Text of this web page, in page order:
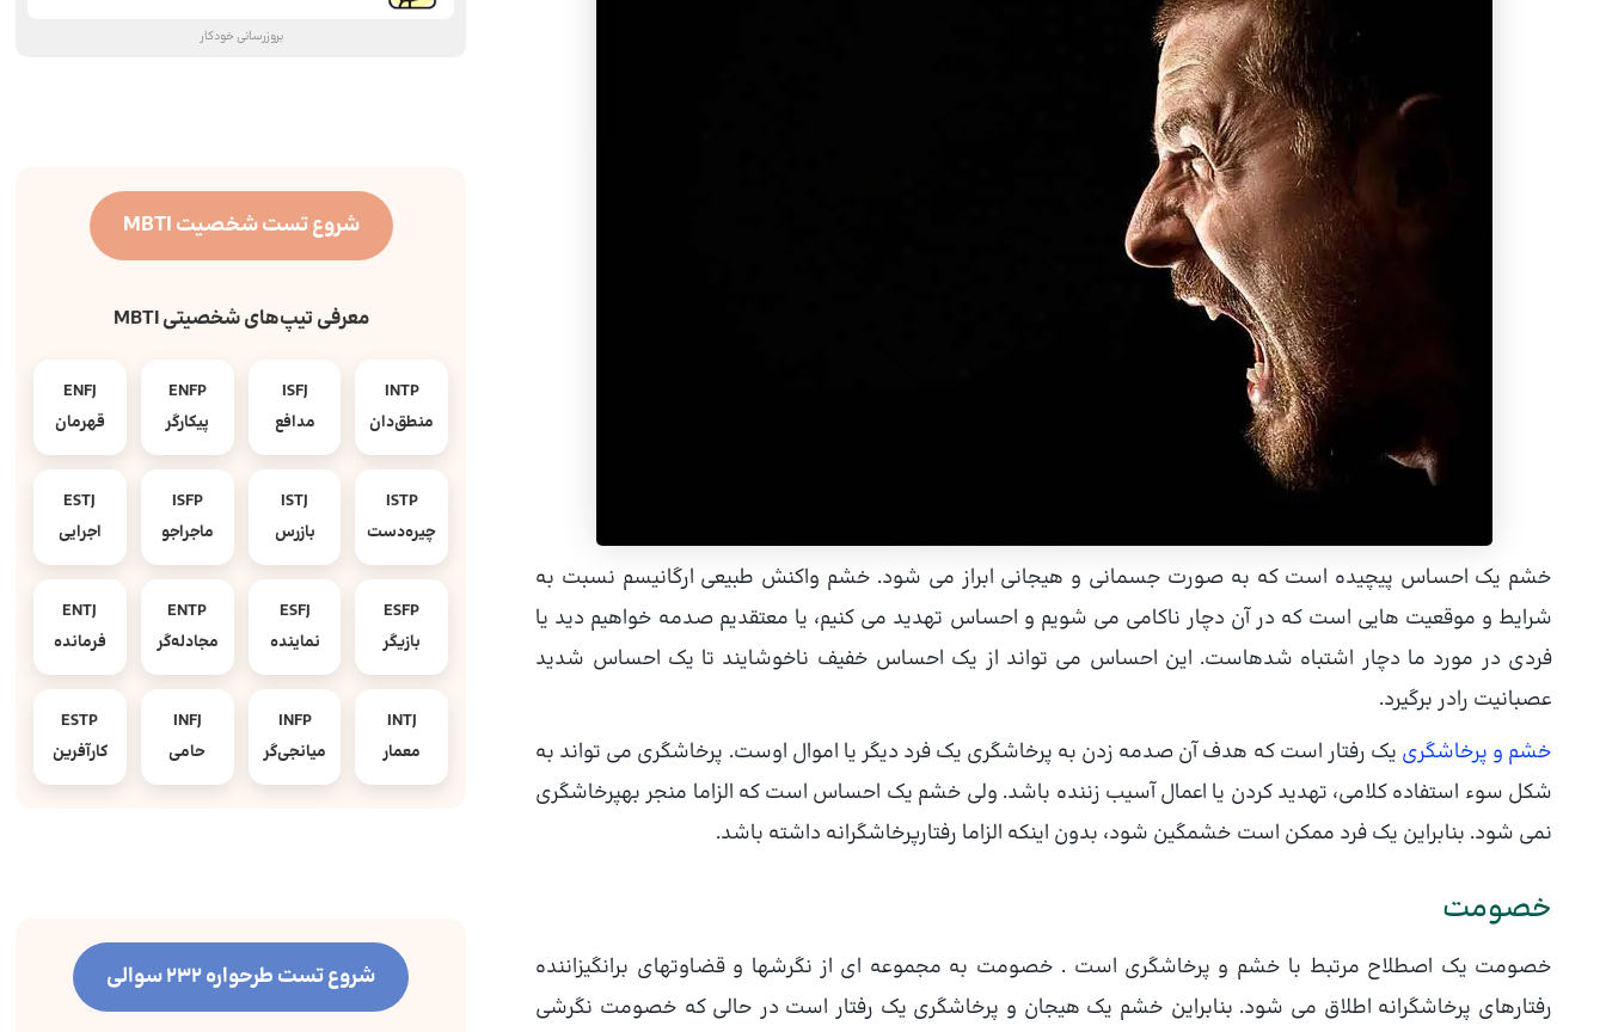
خشم یك احساس پیچیده است كه به صورت جسمانی و هیجانی ابراز می شود. خشم واكنش طبیعی ارگانیسم نسبت به
شرایط و موقعیت هایی است كه در آن دچار ناكامی می شویم و احساس تهدید می كنیم، یا معتقدیم صدمه خواهیم دید یا
فردی در مورد ما دچار اشتباه شدهاست. این احساس می تواند از یك احساس خفیف ناخوشایند تا یك احساس شدید
عصبانیت رادر برگیرد.
خشم و پرخاشگری یك رفتار است كه هدف آن صدمه زدن به پرخاشگری یك فرد دیگر یا اموال اوست. پرخاشگری می تواند به
شكل سوء استفاده كلامی، تهدید كردن یا اعمال آسیب زننده باشد. ولی خشم یك احساس است كه الزاما منجر بهپرخاشگری
نمی شود. بنابراین یك فرد ممكن است خشمگین شود، بدون اینكه الزاما رفتارپرخاشگرانه داشته باشد.
خصومت
خصومت یك اصطلاح مرتبط با خشم و پرخاشگری است . خصومت به مجموعه ای از نگرشها و قضاوتهای برانگیزاننده
رفتارهای پرخاشگرانه اطلاق می شود. بنابراین خشم یك هیجان و پرخاشگری یك رفتار است در حالی كه خصومت نگرشی
بروزرسانی خودکار
شروع تست شخصیت MBTI
معرفی تیپ‌های شخصیتی MBTI
INTP
منطق‌دان
ISFJ
مدافع
ENFP
پیکارگر
ENFJ
قهرمان
ISTP
چیره‌دست
ISTJ
بازرس
ISFP
ماجراجو
ESTJ
اجرایی
ESFP
بازیگر
ESFJ
نماینده
ENTP
مجادله‌گر
ENTJ
فرمانده
INTJ
معمار
INFP
میانجی‌گر
INFJ
حامی
ESTP
کارآفرین
شروع تست طرحواره 232 سوالی